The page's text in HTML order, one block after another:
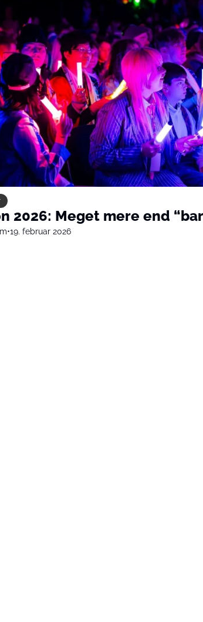
2026: Meget mere end
•19. februar 2026